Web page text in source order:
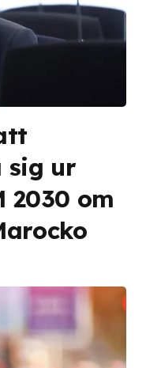
sig ur
2030 om